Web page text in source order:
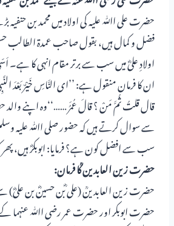
حضرت علی اﷲ علیہ کی اولاد میں محمد بن
فضل و کمال ہیں، بقول صاحب عمدۃ الطالب
اولادِ علیؓ میں سب سے برتر مقام انہی کا
ان کا فرمان منقول ہے: ’’ای النَّاسِ خَیْرٌ بَعْدَ
قال قلتُ ثُمَّ مَنْ ؟ قالَ عُمَرُ ……‘‘وہ اپنے
سے سوال کرتے ہیں کہ حضور صلی اﷲ علیہ
سب سے افضل کون ہے؟ فرمایا: ابوبکرؓ ہیں، پھر
حضرت زین العابدین ؒکا فرمان:
حضرت زین العابدینؒ (علی ؓبن حسینؓ بن
حضرت ابوبکر اور حضرت عمر رضی اﷲ عنہما